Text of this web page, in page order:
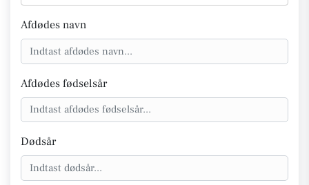
Afdødes navn
Afdødes fødselsår
Dødsår